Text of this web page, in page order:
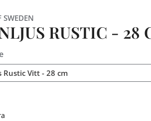
SWEDEN
RUSTIC - 28
Rustic Vitt - 28 cm